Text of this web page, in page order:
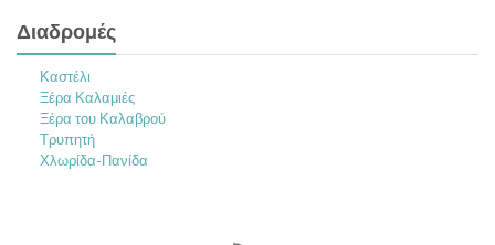
Διαδρομές
Καστέλι
Ξέρα Καλαμιές
Ξέρα του Καλαβρού
Τρυπητή
Χλωρίδα-Πανίδα